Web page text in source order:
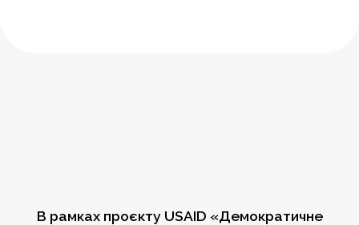
В рамках проєкту USAID «Демократичне